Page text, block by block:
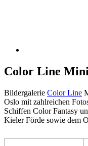
Color Line
Bildergalerie Color Line
Oslo mit zahlreichen
Schiffen Color Fantasy
Kieler Förde sowie dem